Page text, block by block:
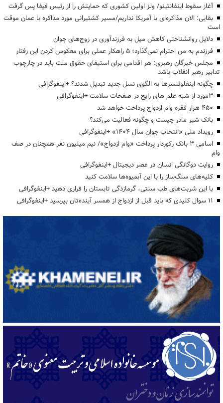
آغاز سقوط اینفانتینو/ ولز اولین کشوری که حمایتش را از رئیس فیفا پس گرفت
بقایی: الان مذاکره‌ای با آمریکا نداریم/مسیر کشتیرانی مورد مذاکره با عمان موقت
است
دلایل روانشناختی کاهش میل به فرزندآوری در زوج‌های جوان
فرزندم به من احترام نمی‌گذارد؛ ۵ راهکار عملی برای معکوس کردن این رفتار
مجلس خبرگان رهبری: هر اقدامی برای استیفای حقوق ملت باید در چارچوب
تدابیر رهبر انقلاب باشد
چگونه اینفلوئنسرها به الگوی نسل جدید تبدیل شدند؟ +اینفوگرافی
3مورد از شبه علم های رایج در صفحات سلامت +اینفوگرافی
۴۵۰ هزار فقره وام ازدواج پرداخت خواهد شد
بانک شیر مادر چیست و چگونه فعالیت می‌کند؟
رویداد ملی «انتخاب جوان سال ۱۴۰۴» +اینفوگرافی
اسامی ۳ بانک رکوردار پرداخت «وام ازدواج»/ نیم میلیون نفر همچنان در صف
وام
روایت دوگانگی انسان در عصر دیجیتال +اینفوگرافی
کلیه‌های سنگ‌ساز را با این آبمیوه‌ها سلامت کنید
با این شربت‌های طب سنتی، گرمازدگی تابستان را فراری دهید +اینفوگرافی
۱۱ سوال کلیدی که باید قبل از ازدواج از همسر آینده‌تان بپرسید +اینفوگرافی